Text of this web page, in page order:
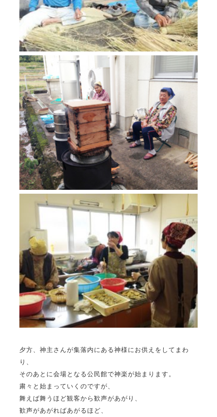
夕方、神主さんが集落内にある神様にお供えをしてまわ
り、
そのあとに会場となる公民館で神楽が始まります。
粛々と始まっていくのですが、
舞えば舞うほど観客から歓声があがり、
歓声があがればあがるほど、